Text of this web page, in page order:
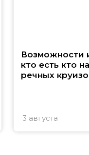
Возможности
кто есть кто
речных
3 августа